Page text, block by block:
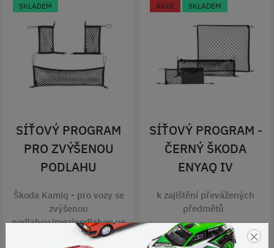
SKLADEM
SÍŤOVÝ PROGRAM
PRO ZVÝŠENOU
PODLAHU
Škoda Kamiq - pro vozy se
zvýšenou
podlahou/mezipodlahou ve
výbavě vozu
AKCE SKLADEM
SÍŤOVÝ PROGRAM -
ČERNÝ ŠKODA
ENYAQ IV
k zajištění převážených
předmětů
Kód produktu: 5LG065110 ×